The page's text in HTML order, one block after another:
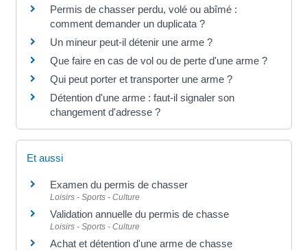
Permis de chasser perdu, volé ou abîmé :
comment demander un duplicata ?
Un mineur peut-il détenir une arme ?
Que faire en cas de vol ou de perte d'une arme ?
Qui peut porter et transporter une arme ?
Détention d'une arme : faut-il signaler son
changement d'adresse ?
Et aussi
Examen du permis de chasser
Loisirs - Sports - Culture
Validation annuelle du permis de chasse
Loisirs - Sports - Culture
Achat et détention d'une arme de chasse